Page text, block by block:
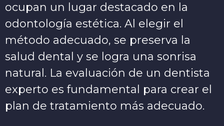
ocupan un lugar destacado en la
odontología estética. Al elegir el
método adecuado, se preserva la
salud dental y se logra una sonrisa
natural. La evaluación de un dentista
experto es fundamental para crear el
plan de tratamiento más adecuado.